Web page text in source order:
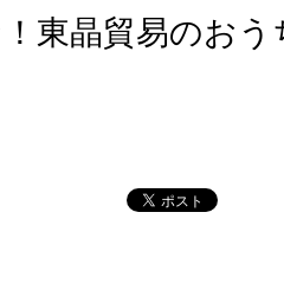
東晶貿易のおう